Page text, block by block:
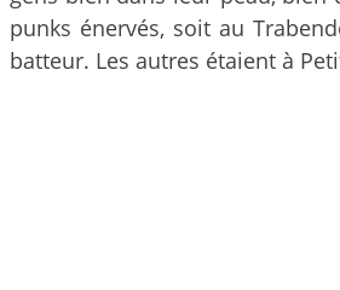
punks énervés, soit au
batteur. Les autres étaient à